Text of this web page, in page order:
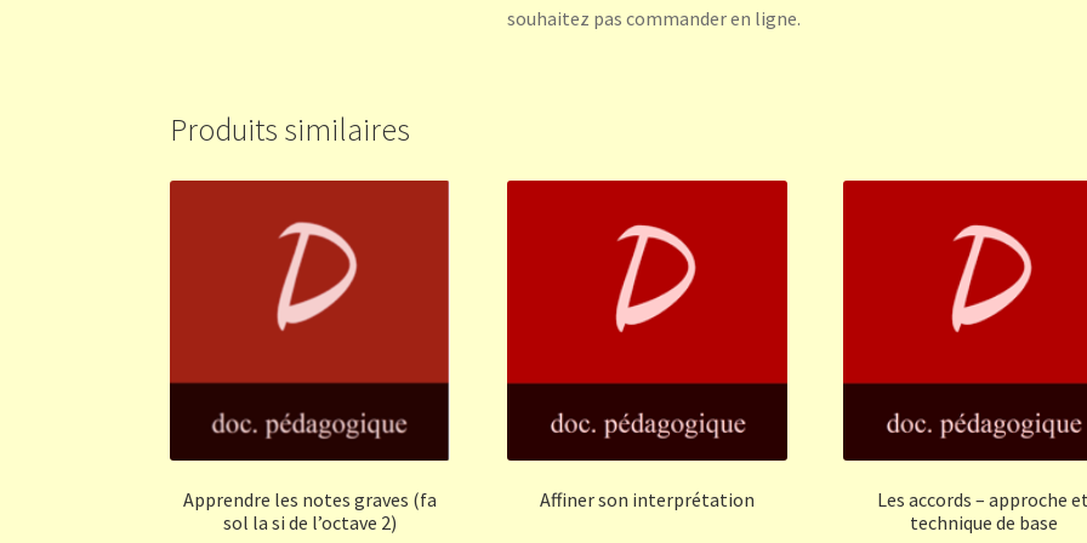
souhaitez pas commander en ligne.
Produits similaires
Apprendre les notes graves (fa
sol la si de l’octave 2)
Affiner son interprétation
Les accords – approche
technique de base